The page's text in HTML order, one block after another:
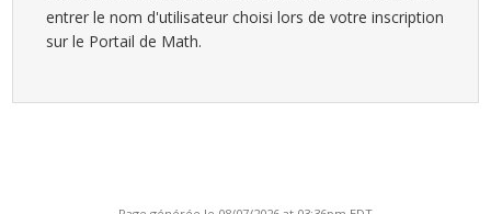
entrer le nom d'utilisateur choisi lors de votre inscription
sur le Portail de Math.